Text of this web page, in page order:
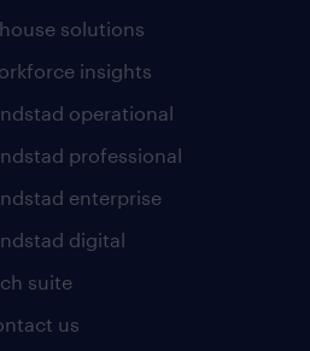
solutions
insights
operational
professional
enterprise
digital
suite
us